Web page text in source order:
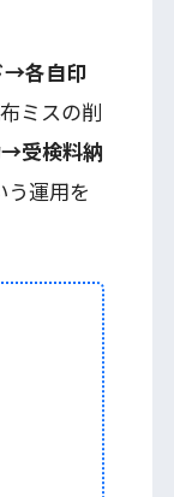
→各自印
ミスの削
受検料納
う運用を